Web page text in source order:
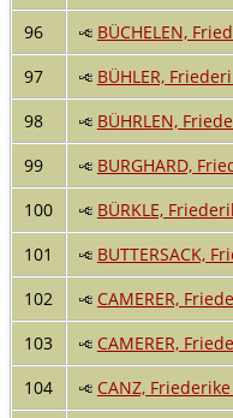
96
BÜCHELEN,
97
BÜHLER,
98
BÜHRLEN,
99
BURGHARD,
100
BÜRKLE,
101
BUTTERSACK,
102
CAMERER,
103
CAMERER,
104
CANZ,